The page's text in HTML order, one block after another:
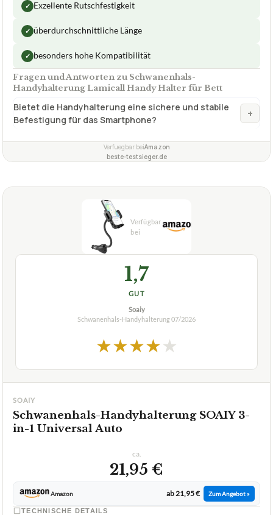
✓ Exzellente Rutschfestigkeit
✓ überdurchschnittliche Länge
✓ besonders hohe Kompatibilität
Fragen und Antworten zu Schwanenhals-
Handyhalterung Lamicall Handy Halter für Bett
Bietet die Handyhalterung eine sichere und stabile
Befestigung für das Smartphone?
+
Verfuegbar beiAmazon
beste-testsieger.de
1,7
GUT
Soaiy
Schwanenhals-Handyhalterung07/2026
★★★★★
SOAIY
Schwanenhals-Handyhalterung SOAIY 3-
in-1 Universal Auto
ca.
21,95 €
Amazon ab 21,95 € Zum Angebot »
TECHNISCHE DETAILS